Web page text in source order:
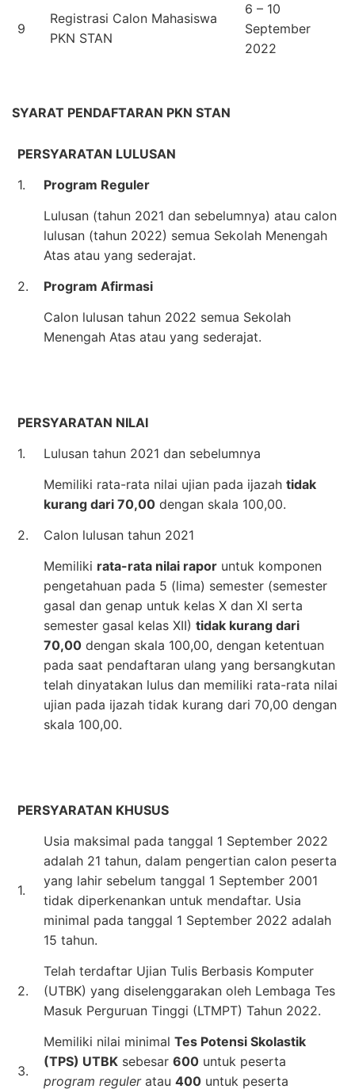
9
Registrasi Calon Mahasiswa
PKN STAN
6 – 10
September
2022
SYARAT PENDAFTARAN PKN STAN
PERSYARATAN LULUSAN
1.
Program Reguler
Lulusan (tahun 2021 dan sebelumnya) atau calon
lulusan (tahun 2022) semua Sekolah Menengah
Atas atau yang sederajat.
2.
Program Afirmasi
Calon lulusan tahun 2022 semua Sekolah
Menengah Atas atau yang sederajat.
PERSYARATAN NILAI
1.
Lulusan tahun 2021 dan sebelumnya
Memiliki rata-rata nilai ujian pada ijazah tidak
kurang dari 70,00 dengan skala 100,00.
2.
Calon lulusan tahun 2021
Memiliki rata-rata nilai rapor untuk komponen
pengetahuan pada 5 (lima) semester (semester
gasal dan genap untuk kelas X dan XI serta
semester gasal kelas XII) tidak kurang dari
70,00 dengan skala 100,00, dengan ketentuan
pada saat pendaftaran ulang yang bersangkutan
telah dinyatakan lulus dan memiliki rata-rata nilai
ujian pada ijazah tidak kurang dari 70,00 dengan
skala 100,00.
PERSYARATAN KHUSUS
1.
Usia maksimal pada tanggal 1 September 2022
adalah 21 tahun, dalam pengertian calon peserta
yang lahir sebelum tanggal 1 September 2001
tidak diperkenankan untuk mendaftar. Usia
minimal pada tanggal 1 September 2022 adalah
15 tahun.
2.
Telah terdaftar Ujian Tulis Berbasis Komputer
(UTBK) yang diselenggarakan oleh Lembaga Tes
Masuk Perguruan Tinggi (LTMPT) Tahun 2022.
3.
Memiliki nilai minimal Tes Potensi Skolastik
(TPS) UTBK sebesar 600 untuk peserta
program reguleratau 400 untuk peserta